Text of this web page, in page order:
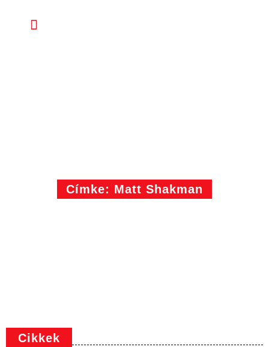
Címke: Matt Shakman
Cikkek